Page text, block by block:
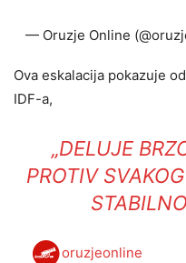
— Oruzje Online
Ova eskalacija pokazuje
IDF-a,
„DELUJE
PROTIV
oruzjeonline